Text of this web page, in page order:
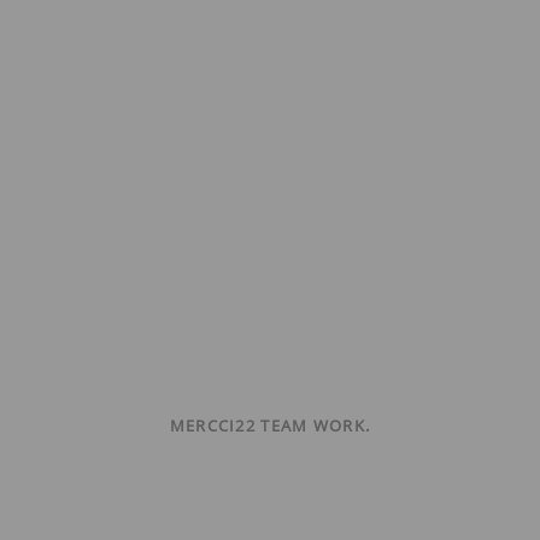
MERCCI22 TEAM WORK.